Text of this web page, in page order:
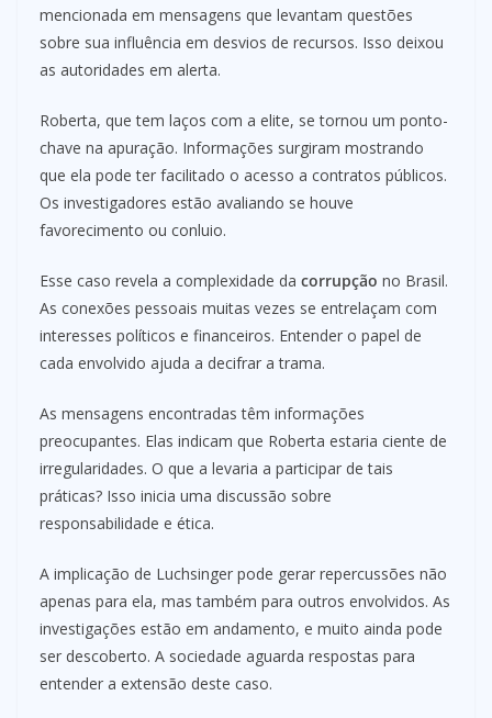
mencionada em mensagens que levantam questões
sobre sua influência em desvios de recursos. Isso deixou
as autoridades em alerta.
Roberta, que tem laços com a elite, se tornou um ponto-
chave na apuração. Informações surgiram mostrando
que ela pode ter facilitado o acesso a contratos públicos.
Os investigadores estão avaliando se houve
favorecimento ou conluio.
Esse caso revela a complexidade da corrupção no Brasil.
As conexões pessoais muitas vezes se entrelaçam com
interesses políticos e financeiros. Entender o papel de
cada envolvido ajuda a decifrar a trama.
As mensagens encontradas têm informações
preocupantes. Elas indicam que Roberta estaria ciente de
irregularidades. O que a levaria a participar de tais
práticas? Isso inicia uma discussão sobre
responsabilidade e ética.
A implicação de Luchsinger pode gerar repercussões não
apenas para ela, mas também para outros envolvidos. As
investigações estão em andamento, e muito ainda pode
ser descoberto. A sociedade aguarda respostas para
entender a extensão deste caso.